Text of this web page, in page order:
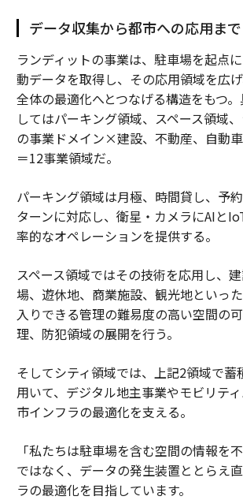
データ収集から都市への応用まで
ランディットの事業は、駐車場を起点
動データを取得し、その応用領域を広
全体の最適化へとつなげる構造をもつ
してはパーキング領域、スペース領域
の事業ドメイン×建設、不動産、自動
＝12事業領域だ。
パーキング領域は月極、時間貸し、予
ターンに対応し、衛星・カメラにAIと
率的なオペレーションを提供する。
スペース領域ではその技術を応用し、
場、遊休地、商業施設、観光地といっ
入りできる管理の難易度の高い空間の
理、防犯領域の展開を行う。
そしてシティ領域では、上記2領域で蓄
用いて、デジタル地主事業やモビリテ
市インフラの最適化を支える。
「私たちは駐車場を含む空間の情報を
ではなく、データの発生装置ととらえ
ラの最適化を目指しています。